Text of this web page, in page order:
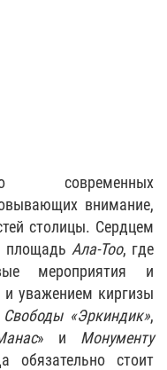
внимание,
столицы. Сердцем
площадь Ала-Тоо, где
мероприятия и
уважением киргизы
Свободы «Эркиндик»,
» и Монументу
обязательно стоит